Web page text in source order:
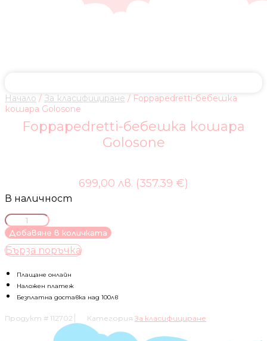
Начало / За класифициране / Foppapedretti-бебешка
кошара Golosone
Foppapedretti-бебешка кошара
Golosone
699,00 лв. (357.39 €)
В наличност
количество
за
Foppapedretti-
бебешка
Golosone
Добавяне в количката
Бърза поръчка
Плащане онлайн
Наложен платеж
Безплатна доставка над 100лв
Продукт # 112702 Категория За класифициране